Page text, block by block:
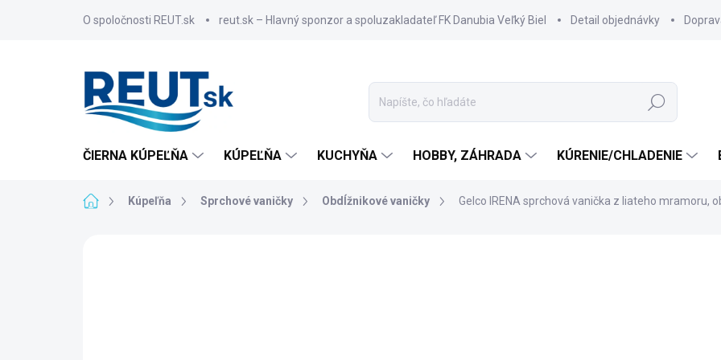
O spoločnosti REUT.sk reut.sk – Hlavný sponzor a spoluzakladateľ FK Danubia Veľký Biel Detail objednávky
Hľadať
ČIERNA KÚPEĽŇA KÚPEĽŇA KUCHYŇA HOBBY, ZÁHRADA KÚRENIE/CHLADENIE
DomovKúpeľňa Sprchové vaničky Obdĺžnikové vaničky Gelco IRENA sprchová vanička z liateho mramoru,